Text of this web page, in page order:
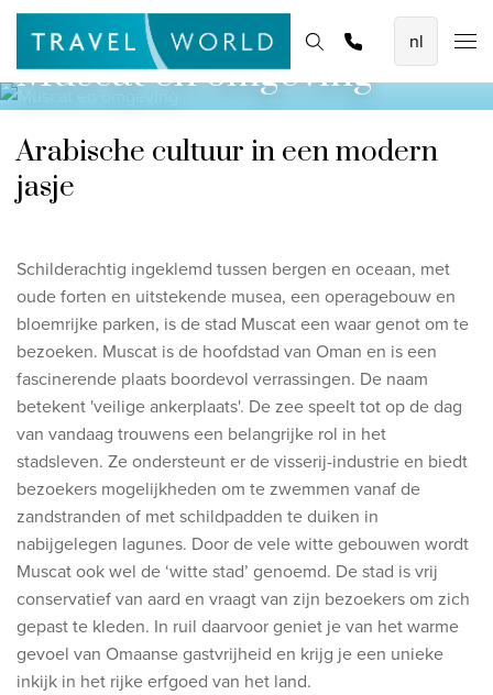
De mooiste vliegvakanties
Baoase Luxury Resort Curaçao
Lux* Grand Baie Resort Mauritius
Constance Halaveli Maldives
Unieke rondreizen
8-daagse Emiraten Ontdekkingsreis
Fly & Drive - Kleuren van Yucatan
Ontdekking Sri Lanka
Bekijk alle rondreizen
Ontdek onze thema's
Huwelijksreis
Adults only
Luxury
Bekijk alle thema's
Homepage Bestemmingen Thema's Promoties
Zoek & boek
Muscat en omgeving
Arabische cultuur in een modern
jasje
Schilderachtig ingeklemd tussen bergen en oceaan, met
oude forten en uitstekende musea, een operagebouw en
bloemrijke parken, is de stad Muscat een waar genot om te
bezoeken. Muscat is de hoofdstad van Oman en is een
fascinerende plaats boordevol verrassingen. De naam
betekent 'veilige ankerplaats'. De zee speelt tot op de dag
van vandaag trouwens een belangrijke rol in het
stadsleven. Ze ondersteunt er de visserij-industrie en biedt
bezoekers mogelijkheden om te zwemmen vanaf de
zandstranden of met schildpadden te duiken in
nabijgelegen lagunes. Door de vele witte gebouwen wordt
Muscat ook wel de ‘witte stad’ genoemd. De stad is vrij
conservatief van aard en vraagt van zijn bezoekers om zich
gepast te kleden. In ruil daarvoor geniet je van het warme
gevoel van Omaanse gastvrijheid en krijg je een unieke
inkijk in het rijke erfgoed van het land.